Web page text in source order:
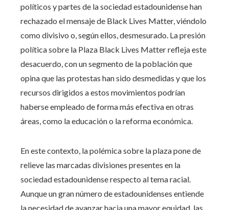
políticos y partes de la sociedad estadounidense han
rechazado el mensaje de Black Lives Matter, viéndolo
como divisivo o, según ellos, desmesurado. La presión
política sobre la Plaza Black Lives Matter refleja este
desacuerdo, con un segmento de la población que
opina que las protestas han sido desmedidas y que los
recursos dirigidos a estos movimientos podrían
haberse empleado de forma más efectiva en otras
áreas, como la educación o la reforma económica.
En este contexto, la polémica sobre la plaza pone de
relieve las marcadas divisiones presentes en la
sociedad estadounidense respecto al tema racial.
Aunque un gran número de estadounidenses entiende
la necesidad de avanzar hacia una mayor equidad, las